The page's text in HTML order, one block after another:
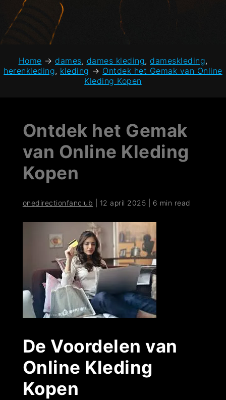
Home → dames, dames kleding, dameskleding,
herenkleding, kleding → Ontdek het Gemak van Online
Kleding Kopen
Ontdek het Gemak
van Online Kleding
Kopen
onedirectionfanclub 12 april 2025 6 min read
De Voordelen van
Online Kleding
Kopen